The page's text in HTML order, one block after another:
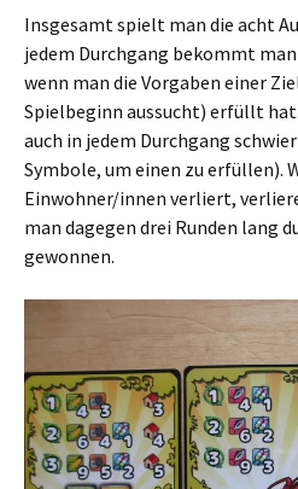
Insgesamt spielt man die acht
jedem Durchgang bekommt
wenn man die Vorgaben einer
Spielbeginn aussucht) erfüllt
auch in jedem Durchgang
Symbole, um einen zu erfüllen).
Einwohner/innen verliert,
man dagegen drei Runden lang
gewonnen.